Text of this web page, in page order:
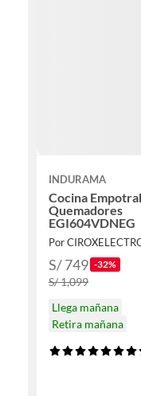
INDURAMA
Cocina
Quemadores
EGI604VDNEG
Por
S/ 749 -32%
S/ 1,099
Llega mañana
Retira mañana